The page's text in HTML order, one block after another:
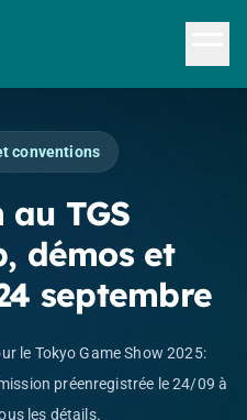
conventions
au TGS
démos et
septembre
le Tokyo Game Show 2025:
préenregistrée le 24/09 à
les détails.